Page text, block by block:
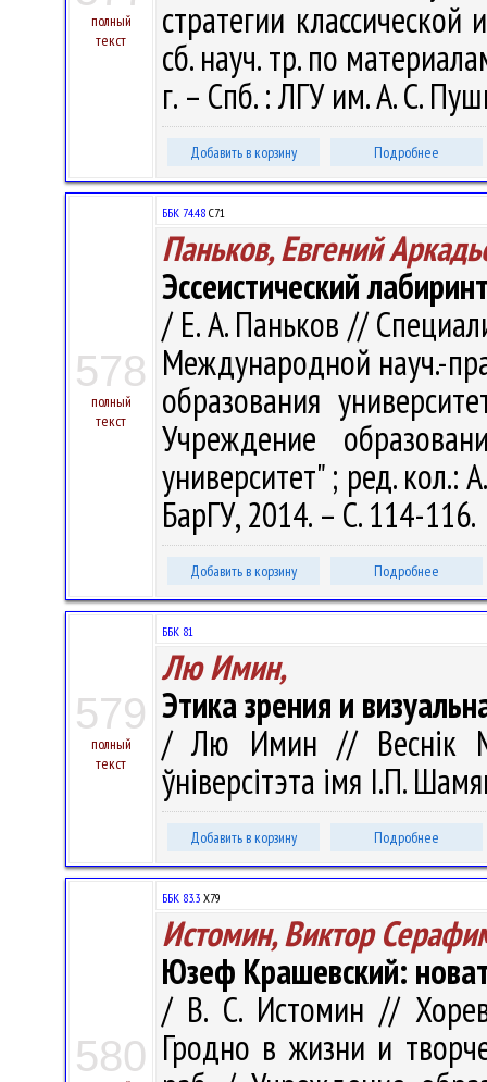
полный
текст
стратегии
сб. науч. тр. по
г. – Спб. : ЛГУ им. А. С.
Добавить в корзину Подробнее
578
полный
текст
ББК 74.48 С71
Паньков, Евгений
Эссеистический
/ Е. А. Паньков //
Международной науч.-
образования
Учреждение
университет" ; ред.
БарГУ, 2014. – С. 114-116.
Добавить в корзину Подробнее
579
полный
текст
ББК 81
Лю Имин,
Этика зрения и
/ Лю Имин // Веснік
ўніверсітэта імя І.П.
Добавить в корзину Подробнее
580
ББК 83.3 Х79
Истомин, Виктор
Юзеф Крашевский:
/ В. С. Истомин //
Гродно в жизни и